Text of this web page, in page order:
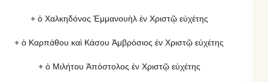
+ ὁ Χαλκηδόνος Ἐμμανουὴλ ἐν Χριστῷ εὐχέτης
+ ὁ Καρπάθου καὶ Κάσου Ἀμβρόσιος ἐν Χριστῷ εὐχέτης
+ ὁ Μιλήτου Ἀπόστολος ἐν Χριστῷ εὐχέτης